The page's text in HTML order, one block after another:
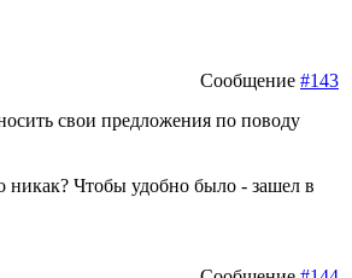
Сообщение #143
свои предложения по поводу
никак? Чтобы удобно было - зашел в